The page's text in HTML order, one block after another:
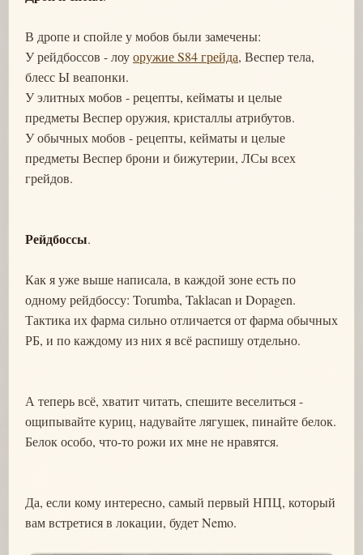
В дропе и спойле у мобов были замечены:
У рейдбоссов - лоуоружие S84 грейда, Веспер тела,
блесс Ы веапонки.
У элитных мобов - рецепты, кейматы и целые
предметы Веспер оружия, кристаллы атрибутов.
У обычных мобов - рецепты, кейматы и целые
предметы Веспер брони и бижутерии, ЛСы всех
грейдов.
Рейдбоссы.
Как я уже выше написала, в каждой зоне есть по
одному рейдбоссу: Torumba, Taklacan и Dopagen.
Тактика их фарма сильно отличается от фарма обычных
РБ, и по каждому из них я всё распишу отдельно.
А теперь всё, хватит читать, спешите веселиться -
ощипывайте куриц, надувайте лягушек, пинайте белок.
Белок особо, что-то рожи их мне не нравятся.
Да, если кому интересно, самый первый НПЦ, который
вам встретися в локации, будет Nemo.